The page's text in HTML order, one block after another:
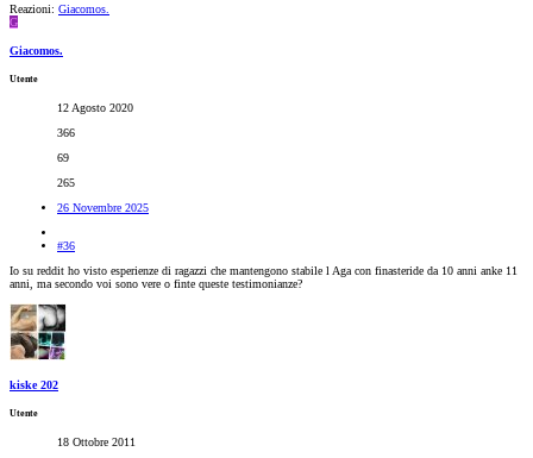
Reazioni: Giacomos.
G
Giacomos.
Utente
12 Agosto 2020
366
69
265
26 Novembre 2025
#36
Io su reddit ho visto esperienze di ragazzi che mantengono stabile l Aga con finasteride da 10 anni anke 11
anni, ma secondo voi sono vere o finte queste testimonianze?
kiske 202
Utente
18 Ottobre 2011